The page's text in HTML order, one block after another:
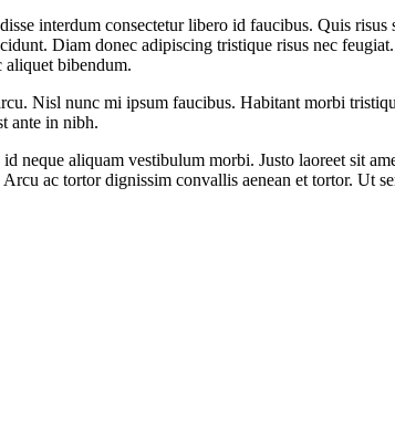
interdum consectetur libero id faucibus. Quis
Diam donec adipiscing tristique risus nec feugiat.
aliquet bibendum.
Nisl nunc mi ipsum faucibus. Habitant morbi
ante in nibh.
aliquam vestibulum morbi. Justo laoreet sit
ac tortor dignissim convallis aenean et tortor. Ut